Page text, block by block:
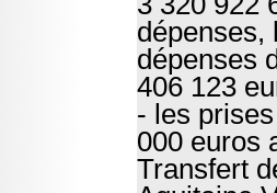
dépenses,
dépenses
406 123
- les
000 euros
Transfert